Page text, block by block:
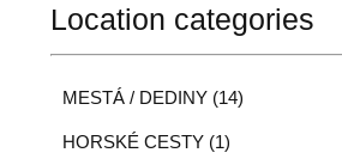
Location categories
MESTÁ / DEDINY (14)
HORSKÉ CESTY (1)